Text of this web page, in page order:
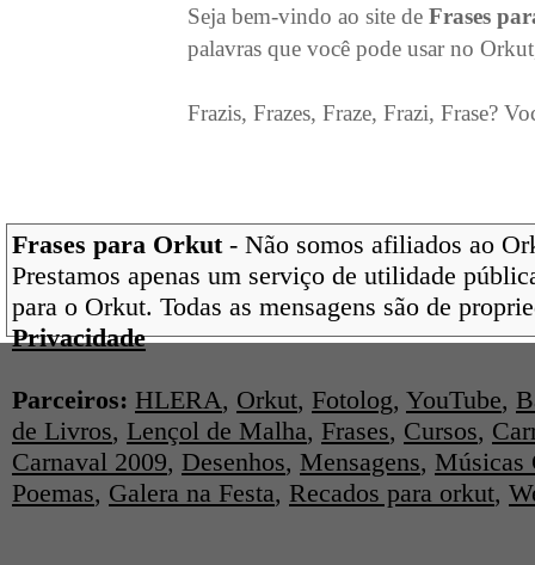
Seja bem-vindo ao site de Frases
palavras que você pode usar no
Frazis, Frazes, Fraze, Frazi, Frase?
Frases para Orkut- Não somos afiliados ao
Prestamos apenas um serviço de utilidade
para o Orkut. Todas as mensagens são de
Privacidade
Parceiros: HLERA, Orkut, Fotolog, YouTube,
de Livros, Lençol de Malha, Frases, Cursos,
Carnaval 2009, Desenhos, Mensagens, Músicas
Poemas, Galera na Festa, Recados para orkut,